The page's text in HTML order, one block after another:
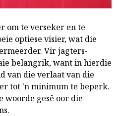
om te verseker en te
optiese visier, wat die
Vir jagters-
belangrik, want in hierdie
van die verlaat van die
tot 'n minimum te beperk.
woorde gesê oor die